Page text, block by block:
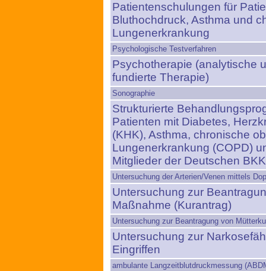
Patientenschulungen für
Bluthochdruck, Asthma und
Lungenerkrankung
Psychologische Testverfahren
Psychotherapie (analytische
fundierte Therapie)
Sonographie
Strukturierte
Patienten mit Diabetes,
(KHK), Asthma, chronische
Lungenerkrankung (COPD)
Mitglieder der Deutschen
Untersuchung der Arterien/Venen mittels
Untersuchung zur
Maßnahme (Kurantrag)
Untersuchung zur Beantragung von
Untersuchung zur
Eingriffen
ambulante Langzeitblutdruckmessung